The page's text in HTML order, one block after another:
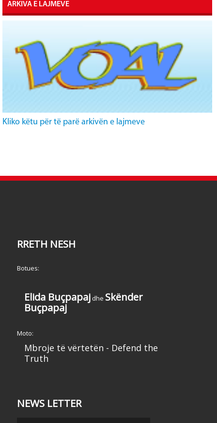
ARKIVA E LAJMEVE
Kliko këtu për të parë arkivën e lajmeve
RRETH NESH
Botues:
Elida Buçpapaj dhe Skënder
Buçpapaj
Moto:
Mbroje të vërtetën - Defend the
Truth
NEWS LETTER